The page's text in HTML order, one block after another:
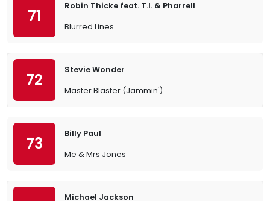
71
Robin Thicke feat. T.I. & Pharrell
Blurred Lines
72
Stevie Wonder
Master Blaster (Jammin')
73
Billy Paul
Me & Mrs Jones
Michael Jackson